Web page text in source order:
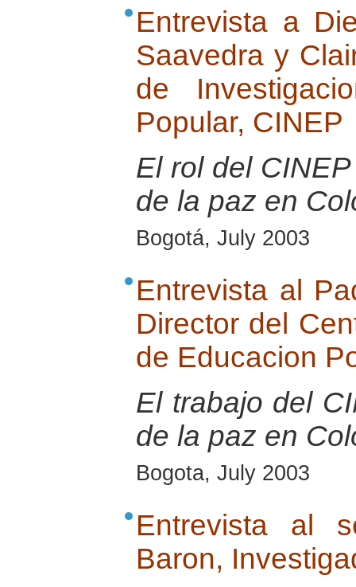
Entrevista a
Saavedra y
de
Popular, CINEP
El rol del
de la paz en
Bogotá, July 2003
Entrevista al
Director del
de Educacion
El trabajo del
de la paz en
Bogota, July 2003
Entrevista al
Baron,